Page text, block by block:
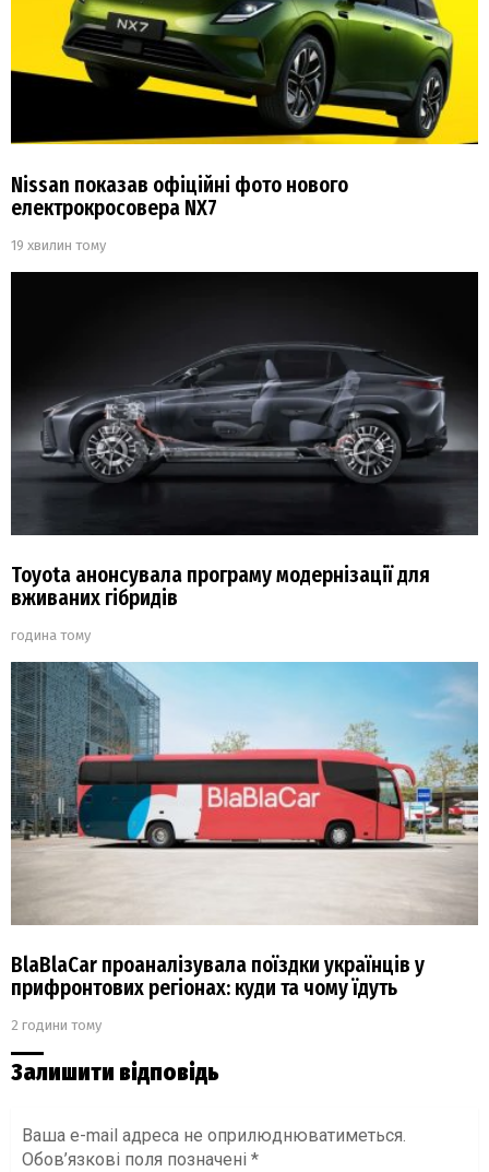
Nissan показав офіційні фото нового
електрокросовера NX7
19 хвилин тому
Toyota анонсувала програму модернізації для
вживаних гібридів
година тому
BlaBlaCar проаналізувала поїздки українців у
прифронтових регіонах: куди та чому їдуть
2 години тому
Залишити відповідь
Ваша e-mail адреса не оприлюднюватиметься.
Обов’язкові поля позначені *